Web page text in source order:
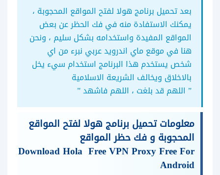
بعد تحميل برنامج هولا لفتح المواقع المحجوبة ،
يمكنك الاستفادة منه في فك الحظر عن بعض
المواقع المفيدة واستخدامه بشكل سليم ، ونحن
هنا في موقع ماي اندرويد عربي نبرء من اي
شخص يستخدم هذا البرنامج استخدام سيء يخل
بالاخلاق ويخالف الشريعة الاسلامية
” اللهم قد بلغت ، اللهم فاشهد ”
معلومات تحميل برنامج هولا لفتح المواقع
المحجوبة و فك حظر المواقع
Download Hola Free VPN Proxy Free For
Android